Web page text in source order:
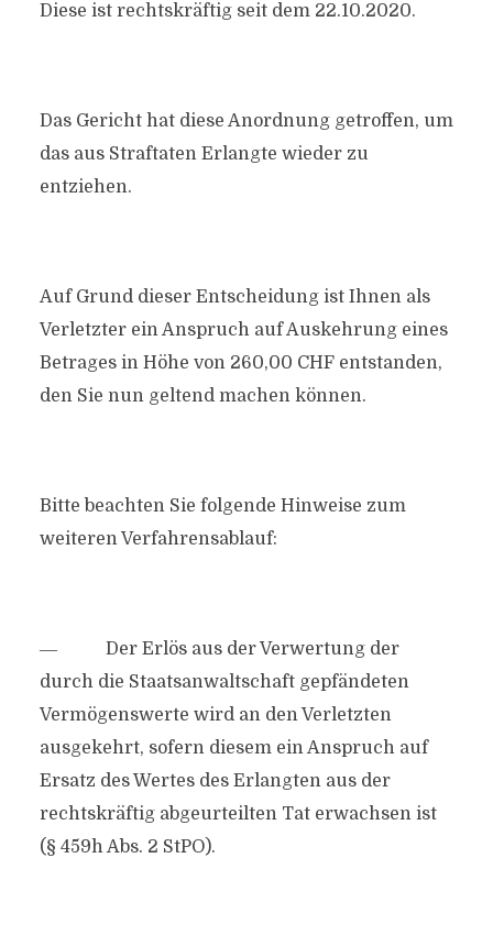
Diese ist rechtskräftig seit dem 22.10.2020.
Das Gericht hat diese Anordnung getroffen, um
das aus Straftaten Erlangte wieder zu
entziehen.
Auf Grund dieser Entscheidung ist Ihnen als
Verletzter ein Anspruch auf Auskehrung eines
Betrages in Höhe von 260,00 CHF entstanden,
den Sie nun geltend machen können.
Bitte beachten Sie folgende Hinweise zum
weiteren Verfahrensablauf:
― Der Erlös aus der Verwertung der
durch die Staatsanwaltschaft gepfändeten
Vermögenswerte wird an den Verletzten
ausgekehrt, sofern diesem ein Anspruch auf
Ersatz des Wertes des Erlangten aus der
rechtskräftig abgeurteilten Tat erwachsen ist
(§ 459h Abs. 2 StPO).